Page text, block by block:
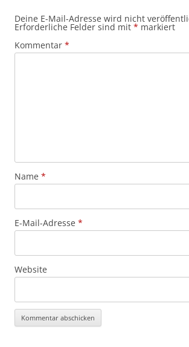
Deine E-Mail-Adresse wird nicht
Erforderliche Felder sind mit * markiert
Kommentar *
Name *
E-Mail-Adresse *
Website